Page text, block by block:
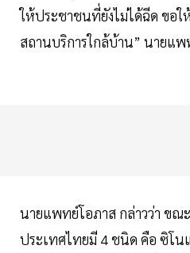
ให้ประชาชนที่ยังไม่ได้ฉีด ขอ
สถานบริการใกล้บ้าน” นายแพ
นายแพทย์โอภาส กล่าวว่า ขณ
ประเทศไทยมี 4 ชนิด คือ ซิโน